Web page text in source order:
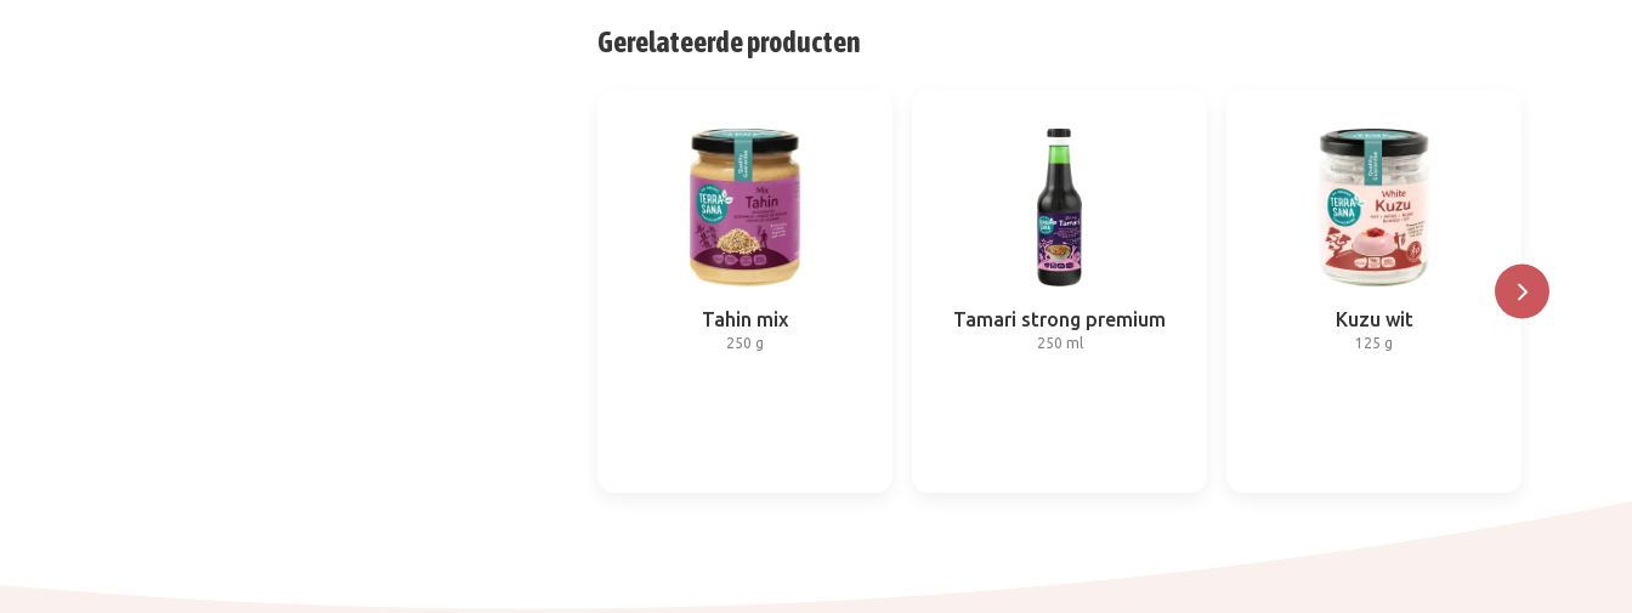
Gerelateerde producten
Tahin mix
250 g
Tamari strong premium
250 ml
Kuzu wit
125 g